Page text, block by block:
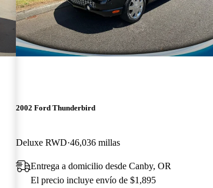
2002 Ford Thunderbird
Deluxe RWD 46,036 millas
Entrega a domicilio desde Canby, OR
El precio incluye envío de $1,895